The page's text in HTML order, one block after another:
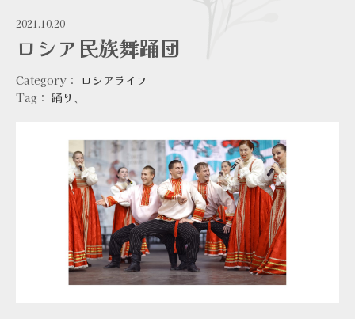
2021.10.20
ロシア民族舞踊団
Category： ロシアライフ
Tag： 踊り 、